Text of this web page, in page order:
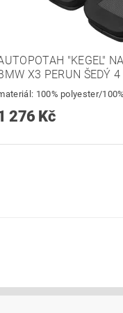
"KEGEL"
X3 PERUN ŠEDÝ 4
100% polyester/
276 Kč